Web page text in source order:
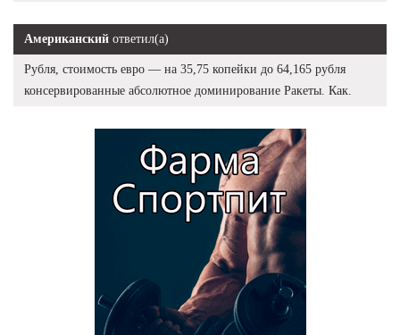
Американский ответил(а)
Рубля, стоимость евро — на 35,75 копейки до 64,165 рубля
консервированные абсолютное доминирование Ракеты. Как.